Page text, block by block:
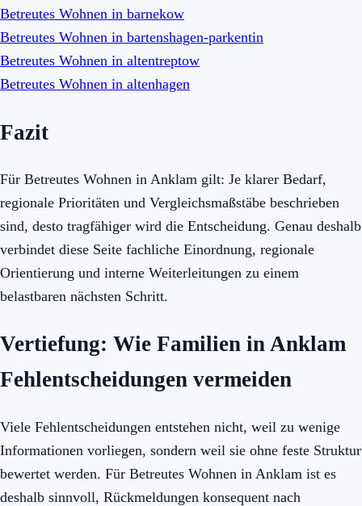
Betreutes Wohnen in barnekow
Betreutes Wohnen in bartenshagen-parkentin
Betreutes Wohnen in altentreptow
Betreutes Wohnen in altenhagen
Fazit
Für Betreutes Wohnen in Anklam gilt: Je klarer Bedarf,
regionale Prioritäten und Vergleichsmaßstäbe beschrieben
sind, desto tragfähiger wird die Entscheidung. Genau deshalb
verbindet diese Seite fachliche Einordnung, regionale
Orientierung und interne Weiterleitungen zu einem
belastbaren nächsten Schritt.
Vertiefung: Wie Familien in Anklam
Fehlentscheidungen vermeiden
Viele Fehlentscheidungen entstehen nicht, weil zu wenige
Informationen vorliegen, sondern weil sie ohne feste Struktur
bewertet werden. Für Betreutes Wohnen in Anklam ist es
deshalb sinnvoll, Rückmeldungen konsequent nach